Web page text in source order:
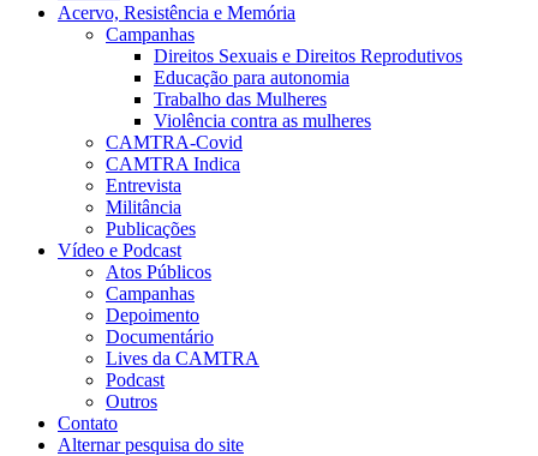
Acervo, Resistência e Memória
Campanhas
Direitos Sexuais e Direitos Reprodutivos
Educação para autonomia
Trabalho das Mulheres
Violência contra as mulheres
CAMTRA-Covid
CAMTRA Indica
Entrevista
Militância
Publicações
Vídeo e Podcast
Atos Públicos
Campanhas
Depoimento
Documentário
Lives da CAMTRA
Podcast
Outros
Contato
Alternar pesquisa do site